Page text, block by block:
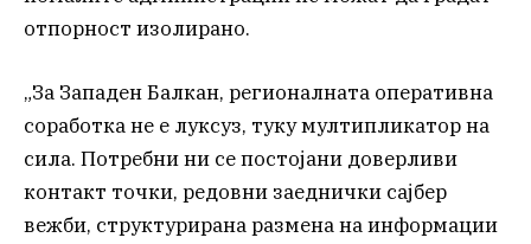
отпорност изолирано.
„За Западен Балкан, регионалната оперативна
соработка не е луксуз, туку мултипликатор на
сила. Потребни ни се постојани доверливи
контакт точки, редовни заеднички сајбер
вежби, структурирана размена на информации